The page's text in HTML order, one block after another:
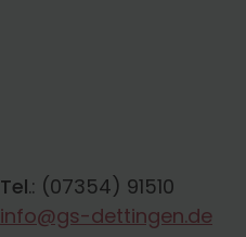
Tel.: (07354) 91510
info@gs-dettingen.de